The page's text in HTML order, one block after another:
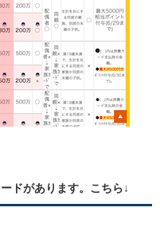
ドがあります。こちら↓